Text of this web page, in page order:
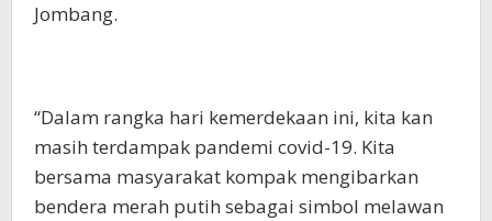
Jombang.
“Dalam rangka hari kemerdekaan ini, kita kan
masih terdampak pandemi covid-19. Kita
bersama masyarakat kompak mengibarkan
bendera merah putih sebagai simbol melawan